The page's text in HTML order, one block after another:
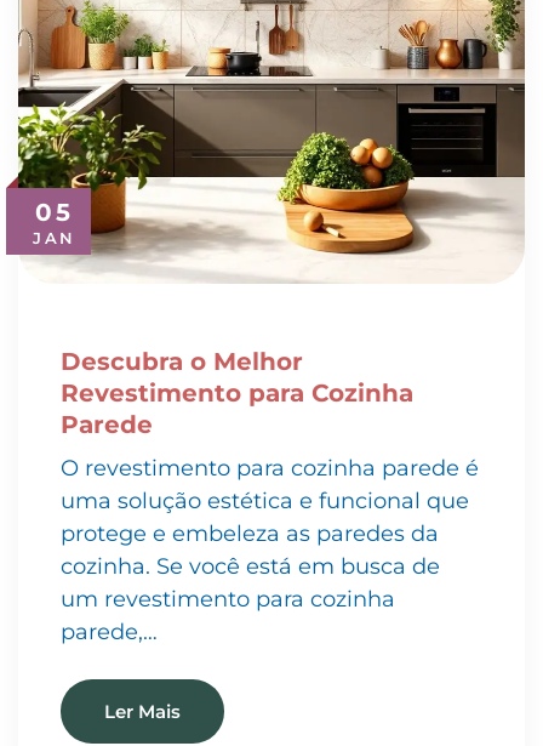
05
JAN
Descubra o Melhor
Revestimento para Cozinha
Parede
O revestimento para cozinha parede é
uma solução estética e funcional que
protege e embeleza as paredes da
cozinha. Se você está em busca de
um revestimento para cozinha
parede,…
Ler Mais